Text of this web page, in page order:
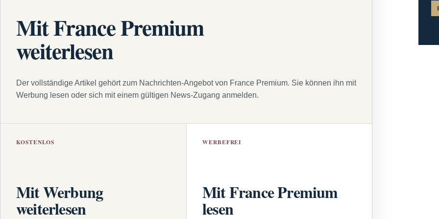
Mit France Premium
weiterlesen
Der vollständige Artikel gehört zum Nachrichten-Angebot von France Premium. Sie können ihn mit
Werbung lesen oder sich mit einem gültigen News-Zugang anmelden.
KOSTENLOS
Mit Werbung
weiterlesen
WERBEFREI
Mit France Premium
lesen